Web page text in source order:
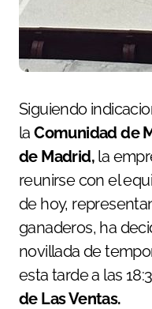
Siguiendo indicaciones de las autoridades de
laComunidad de
de Madrid, la
reunirse con el
de hoy,
ganaderos, ha
novillada de
esta tarde a las
de Las Ventas.